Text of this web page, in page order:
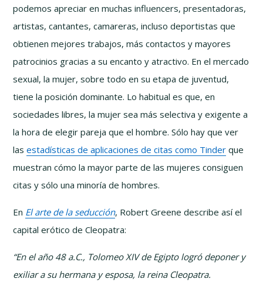
podemos apreciar en muchas influencers, presentadoras,
artistas, cantantes, camareras, incluso deportistas que
obtienen mejores trabajos, más contactos y mayores
patrocinios gracias a su encanto y atractivo. En el mercado
sexual, la mujer, sobre todo en su etapa de juventud,
tiene la posición dominante. Lo habitual es que, en
sociedades libres, la mujer sea más selectiva y exigente a
la hora de elegir pareja que el hombre. Sólo hay que ver
lasestadísticas de aplicaciones de citas como Tinder que
muestran cómo la mayor parte de las mujeres consiguen
citas y sólo una minoría de hombres.
En El arte de la seducción, Robert Greene describe así el
capital erótico de Cleopatra:
“En el año 48 a.C., Tolomeo XIV de Egipto logró deponer y
exiliar a su hermana y esposa, la reina Cleopatra.